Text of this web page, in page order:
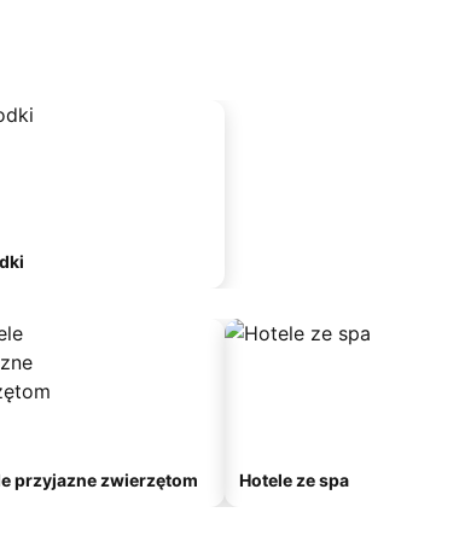
przyjazne zwierzętom Hotele ze spa